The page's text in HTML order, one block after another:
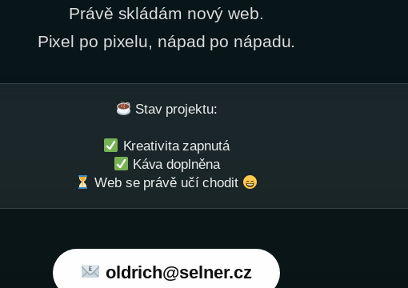
Právě skládám nový web.
Pixel po pixelu, nápad po nápadu.
Stav projektu:
Kreativita zapnutá
Káva doplněna
Web se právě učí chodit
oldrich@selner.cz